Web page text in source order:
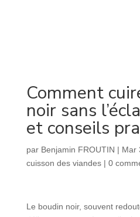
Comment
noir sans
et conseils
par Benjamin FROUTIN | Mar
cuisson des viandes| 0
Le boudin noir, souvent